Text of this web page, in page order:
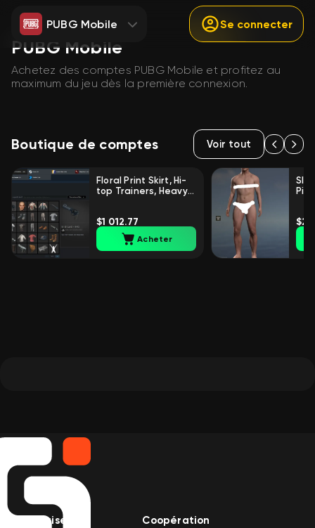
PUBG Mobile Se connecter
PUBG Mobile
Achetez des comptes PUBG Mobile et profitez au
maximum du jeu dès la première connexion.
Boutique de comptes Voir tout
Floral Print Skirt, Hi-
top Trainers, Heavy
Wild Card | Warranty,
Yes BATTLEGROUNDS
$1 012.77
Acheter
Entreprise Coopération